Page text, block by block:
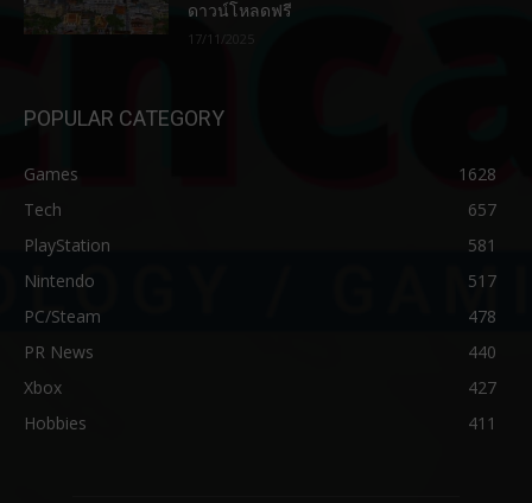
ดาวน์โหลดฟรี
17/11/2025
POPULAR CATEGORY
Games
1628
Tech
657
PlayStation
581
Nintendo
517
PC/Steam
478
PR News
440
Xbox
427
Hobbies
411